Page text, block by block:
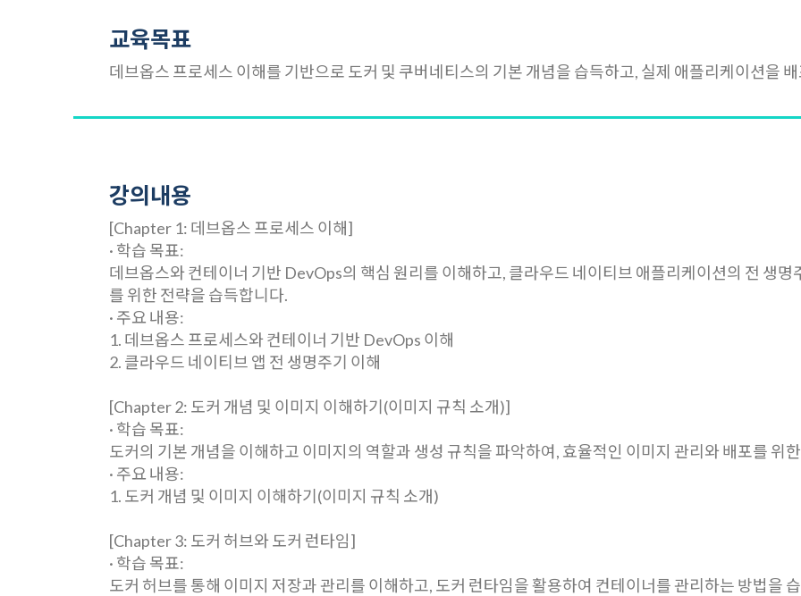
교육목표
데브옵스 프로세스 이해를 기반으로 도커 및 쿠버네티스의 기본 개념을 습득하고, 실제 애플리케이션을
강의내용
[Chapter 1: 데브옵스 프로세스 이해]
· 학습 목표:
데브옵스와 컨테이너 기반 DevOps의 핵심 원리를 이해하고, 클라우드 네이티브 애플리케이션의 전 생
를 위한 전략을 습득합니다.
· 주요 내용:
1. 데브옵스 프로세스와 컨테이너 기반 DevOps 이해
2. 클라우드 네이티브 앱 전 생명주기 이해
[Chapter 2: 도커 개념 및 이미지 이해하기(이미지 규칙 소개)]
· 학습 목표:
도커의 기본 개념을 이해하고 이미지의 역할과 생성 규칙을 파악하여, 효율적인 이미지 관리와 배포를 위
· 주요 내용:
1. 도커 개념 및 이미지 이해하기(이미지 규칙 소개)
[Chapter 3: 도커 허브와 도커 런타임]
· 학습 목표:
도커 허브를 통해 이미지 저장과 관리를 이해하고, 도커 런타임을 활용하여 컨테이너를 관리하는 방법을